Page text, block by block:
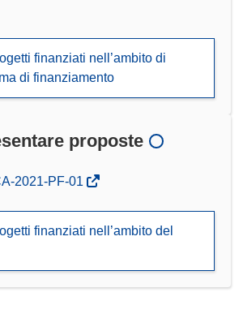
finanziati nell’ambito di
di finanziamento
proposte
2021-PF-01
finanziati nell’ambito del